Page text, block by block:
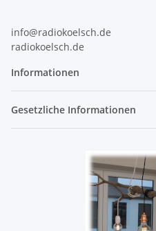
info@radiokoelsch.de
radiokoelsch.de
Informationen
Gesetzliche Informationen